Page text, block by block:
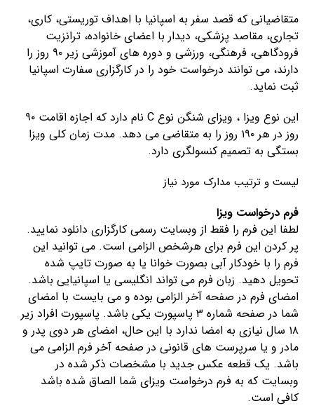
متقاضیانی که قصد سفر به اسپانیا با اهداف توریستی، کاری،
تجاری، مقاصد پزشکی، دیدار با اعضای خانواده، ترانزیت
فرودگاهی، فرهنگی، ورزشی و دوره های آموزشی زیر ۹۰ روز را
دارند، می توانند درخواست خود را در کارگزاری سفارت اسپانیا
ثبت نماید.
این نوع ویزا ، ویزای شنگن نوع C نام دارد که اجازه اقامت ۹۰
روز در هر ۱۹۰ روز را به متقاضی می دهد. مدت زمان کلی ویزا
بستگی به تصمیم کنسولگری دارد.
لیست و ترتیب مدارک مورد نیاز
فرم درخواست ویزا
لطفا این فرم را فقط از وبسایت رسمی کارگزاری دانلود نمایید.
پر کردن این فرم برای هرشخص الزامی است. می توانید این
فرم را با خودکار آبی بصورت خوانا یا به صورت تایپ شده
تحویل دهید. زبان فرم می تواند انگلیسی یا اسپانیایی باشد.
امضای فرم در صفحه آخر الزامی بوده و می بایست با امضای
شما در صفحه شماره ۳ پاسپورت یکی باشد. پاسپورت افراد زیر
۱۸ سال نیازی به امضا ندارد با این حال، امضای هر دوی پدر و
مادر و یا سرپرست های قانونی در صفحه آخر فرم الزامی می
باشد. یک قطعه عکس جدید با مشخصات ذکر شده در
وبسایت که به فرم درخواست ویزای شما الصاق شده باشد
کافی است.